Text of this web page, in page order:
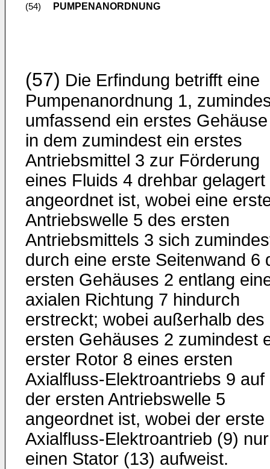
(54) PUMPENANORDNUNG
(57) Die Erfindung betrifft eine
Pumpenanordnung 1,
umfassend ein erstes
in dem zumindest ein erstes
Antriebsmittel 3 zur Förderung
eines Fluids 4 drehbar gelagert
angeordnet ist, wobei eine
Antriebswelle 5 des ersten
Antriebsmittels 3 sich
durch eine erste Seitenwand 6
ersten Gehäuses 2 entlang
axialen Richtung 7 hindurch
erstreckt; wobei außerhalb des
ersten Gehäuses 2 zumindest
erster Rotor 8 eines ersten
Axialfluss-Elektroantriebs 9 auf
der ersten Antriebswelle 5
angeordnet ist, wobei der erste
Axialfluss-Elektroantrieb (9) nur
einen Stator (13) aufweist.